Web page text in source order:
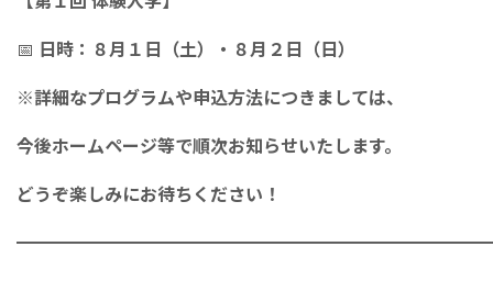
📅 日時：８月１日（土）・８月２日（日）
※詳細なプログラムや申込方法につきましては、
今後ホームページ等で順次お知らせいたします。
どうぞ楽しみにお待ちください！